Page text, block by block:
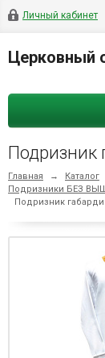
Личный кабинет
Церковный
Главная → Каталог
Подризники БЕЗ
Подризник